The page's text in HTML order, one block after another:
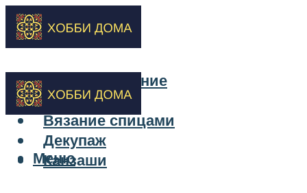
Бисероплетение
Вышивка
Вязание спицами
Декупаж
Канзаши
Меню